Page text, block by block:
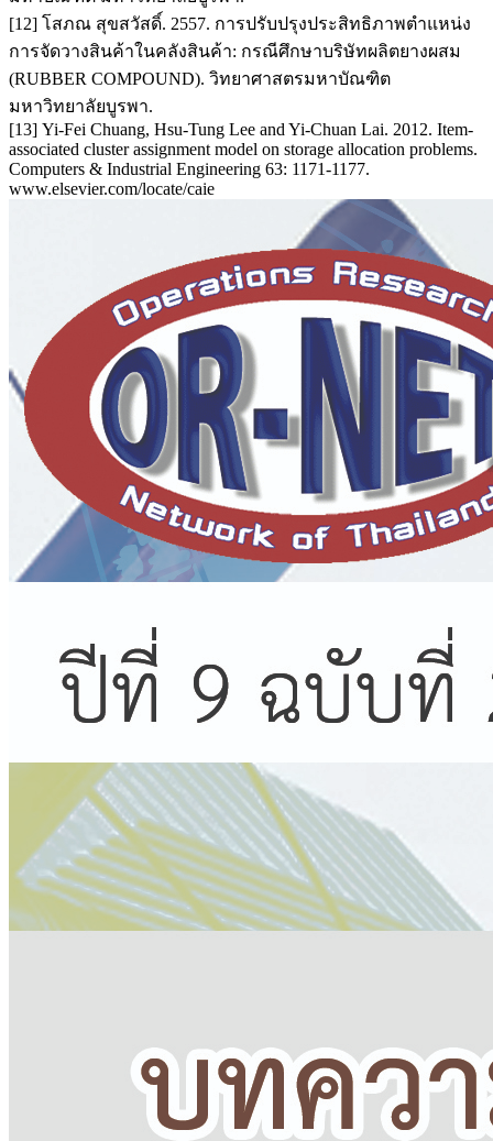
[12] โสภณ สุขสวัสดิ์. 2557. การปรับปรุงประสิทธิภาพตำแหน่ง
การจัดวางสินค้าในคลังสินค้า: กรณีศึกษาบริษัทผลิตยางผสม
(RUBBER COMPOUND). วิทยาศาสตรมหาบัณฑิต
มหาวิทยาลัยบูรพา.
[13] Yi-Fei Chuang, Hsu-Tung Lee and Yi-Chuan Lai. 2012. Item-
associated cluster assignment model on storage allocation problems.
Computers & Industrial Engineering 63: 1171-1177.
www.elsevier.com/locate/caie